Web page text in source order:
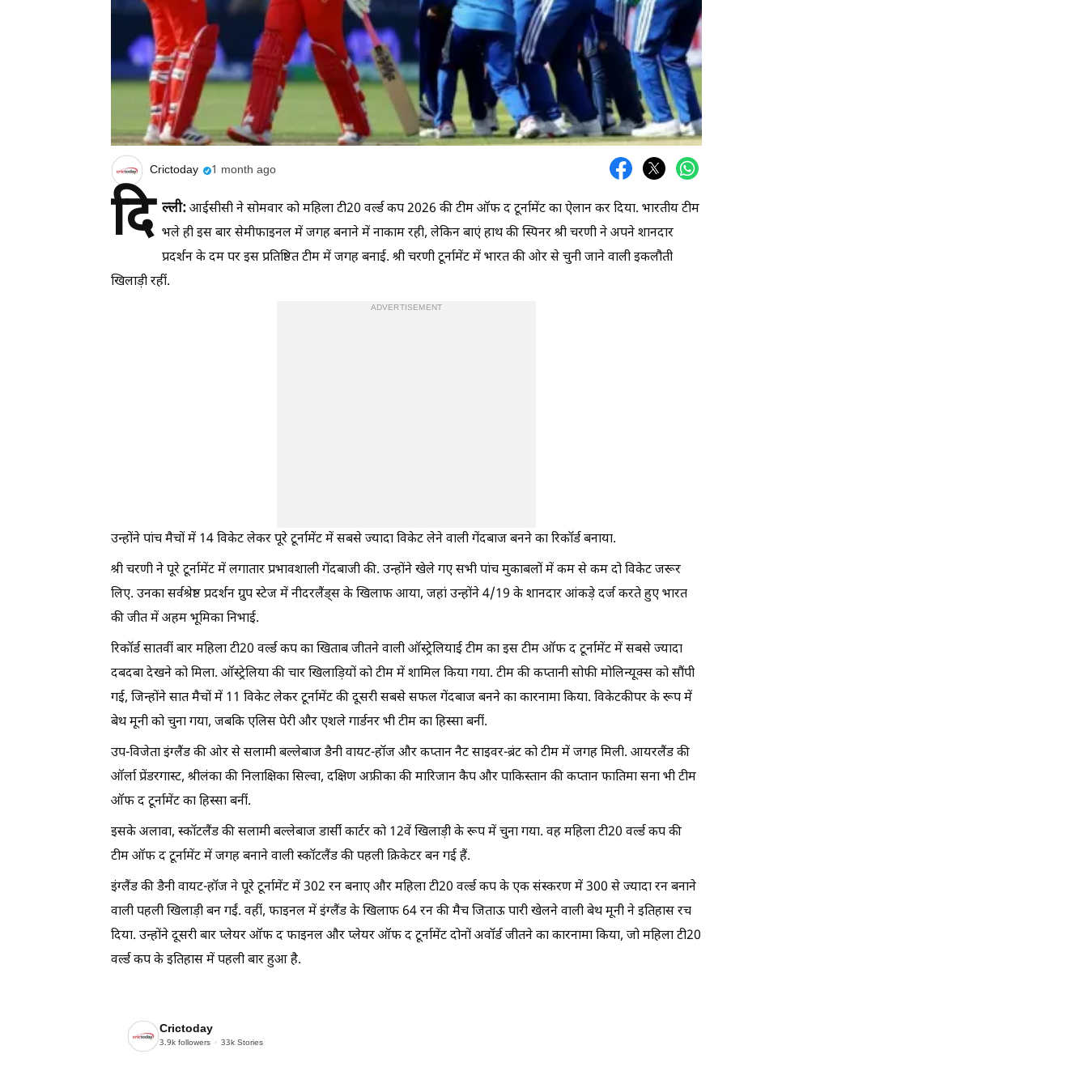
Crictoday 1 month ago
दि ल्ली:आईसीसी ने सोमवार को महिला टी20 वर्ल्ड कप 2026 की टीम ऑफ द टूर्नामेंट का ऐलान कर दिया. भारतीय टीम
भले ही इस बार सेमीफाइनल में जगह बनाने में नाकाम रही, लेकिन बाएं हाथ की स्पिनर श्री चरणी ने अपने शानदार
प्रदर्शन के दम पर इस प्रतिष्ठित टीम में जगह बनाई. श्री चरणी टूर्नामेंट में भारत की ओर से चुनी जाने वाली इकलौती
खिलाड़ी रहीं.
ADVERTISEMENT
उन्होंने पांच मैचों में 14 विकेट लेकर पूरे टूर्नामेंट में सबसे ज्यादा विकेट लेने वाली गेंदबाज बनने का रिकॉर्ड बनाया.
श्री चरणी ने पूरे टूर्नामेंट में लगातार प्रभावशाली गेंदबाजी की. उन्होंने खेले गए सभी पांच मुकाबलों में कम से कम दो विकेट जरूर
लिए. उनका सर्वश्रेष्ठ प्रदर्शन ग्रुप स्टेज में नीदरलैंड्स के खिलाफ आया, जहां उन्होंने 4/19 के शानदार आंकड़े दर्ज करते हुए भारत
की जीत में अहम भूमिका निभाई.
रिकॉर्ड सातवीं बार महिला टी20 वर्ल्ड कप का खिताब जीतने वाली ऑस्ट्रेलियाई टीम का इस टीम ऑफ द टूर्नामेंट में सबसे ज्यादा
दबदबा देखने को मिला. ऑस्ट्रेलिया की चार खिलाड़ियों को टीम में शामिल किया गया. टीम की कप्तानी सोफी मोलिन्यूक्स को सौंपी
गई, जिन्होंने सात मैचों में 11 विकेट लेकर टूर्नामेंट की दूसरी सबसे सफल गेंदबाज बनने का कारनामा किया. विकेटकीपर के रूप में
बेथ मूनी को चुना गया, जबकि एलिस पेरी और एशले गार्डनर भी टीम का हिस्सा बनीं.
उप-विजेता इंग्लैंड की ओर से सलामी बल्लेबाज डैनी वायट-हॉज और कप्तान नैट साइवर-ब्रंट को टीम में जगह मिली. आयरलैंड की
ऑर्ला प्रेंडरगास्ट, श्रीलंका की निलाक्षिका सिल्वा, दक्षिण अफ्रीका की मारिजान कैप और पाकिस्तान की कप्तान फातिमा सना भी टीम
ऑफ द टूर्नामेंट का हिस्सा बनीं.
इसके अलावा, स्कॉटलैंड की सलामी बल्लेबाज डार्सी कार्टर को 12वें खिलाड़ी के रूप में चुना गया. वह महिला टी20 वर्ल्ड कप की
टीम ऑफ द टूर्नामेंट में जगह बनाने वाली स्कॉटलैंड की पहली क्रिकेटर बन गई हैं.
इंग्लैंड की डैनी वायट-हॉज ने पूरे टूर्नामेंट में 302 रन बनाए और महिला टी20 वर्ल्ड कप के एक संस्करण में 300 से ज्यादा रन बनाने
वाली पहली खिलाड़ी बन गईं. वहीं, फाइनल में इंग्लैंड के खिलाफ 64 रन की मैच जिताऊ पारी खेलने वाली बेथ मूनी ने इतिहास रच
दिया. उन्होंने दूसरी बार प्लेयर ऑफ द फाइनल और प्लेयर ऑफ द टूर्नामेंट दोनों अवॉर्ड जीतने का कारनामा किया, जो महिला टी20
वर्ल्ड कप के इतिहास में पहली बार हुआ है.
Crictoday
3.9k followers 33k Stories